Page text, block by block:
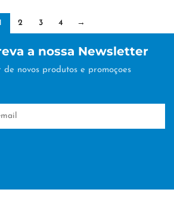
2 3 4 →
a nossa Newsletter
de novos produtos e promoçoes